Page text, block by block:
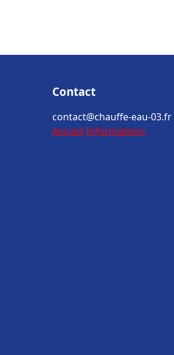
Contact
contact@chauffe-eau-03.fr
Accueil Informations